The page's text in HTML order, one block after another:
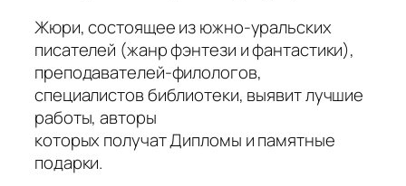
Жюри, состоящее из южно-уральских
писателей (жанр фэнтези и фантастики),
преподавателей-филологов,
специалистов библиотеки, выявит лучшие
работы, авторы
которых получат Дипломы и памятные
подарки.